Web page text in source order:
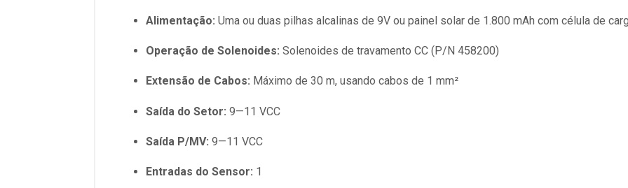
Alimentação: Uma ou duas pilhas alcalinas de 9V ou painel solar de 1.800 mAh com célula de
Operação de Solenoides: Solenoides de travamento CC (P/N 458200)
Extensão de Cabos: Máximo de 30 m, usando cabos de 1 mm²
Saída do Setor: 9—11 VCC
Saída P/MV: 9—11 VCC
Entradas do Sensor: 1